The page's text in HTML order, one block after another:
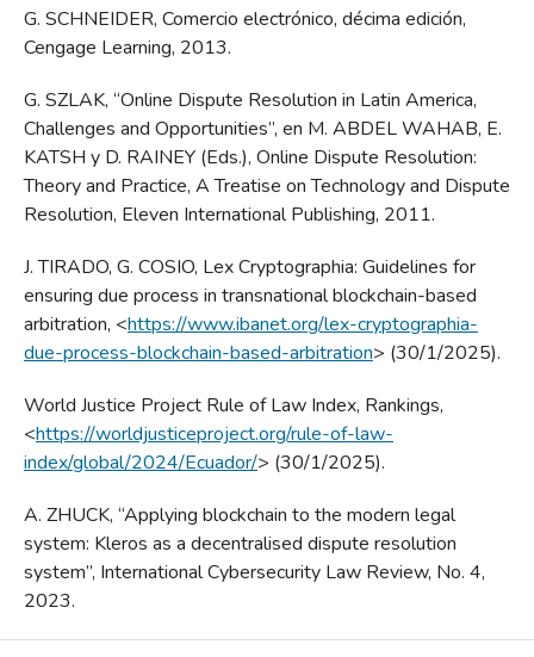
G. SCHNEIDER, Comercio electrónico, décima edición,
Cengage Learning, 2013.
G. SZLAK, “Online Dispute Resolution in Latin America,
Challenges and Opportunities”, en M. ABDEL WAHAB, E.
KATSH y D. RAINEY (Eds.), Online Dispute Resolution:
Theory and Practice, A Treatise on Technology and Dispute
Resolution, Eleven International Publishing, 2011.
J. TIRADO, G. COSIO, Lex Cryptographia: Guidelines for
ensuring due process in transnational blockchain-based
arbitration, <https://www.ibanet.org/lex-cryptographia-
due-process-blockchain-based-arbitration> (30/1/2025).
World Justice Project Rule of Law Index, Rankings,
<https://worldjusticeproject.org/rule-of-law-
index/global/2024/Ecuador/> (30/1/2025).
A. ZHUCK, “Applying blockchain to the modern legal
system: Kleros as a decentralised dispute resolution
system”, International Cybersecurity Law Review, No. 4,
2023.